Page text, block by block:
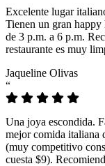
Excelente lugar
Tienen un gran happy
de 3 p.m. a 6 p.m.
restaurante es muy
Jaqueline Olivas
“
Una joya escondida.
mejor comida italiana
(muy competitivo
cuesta $9).